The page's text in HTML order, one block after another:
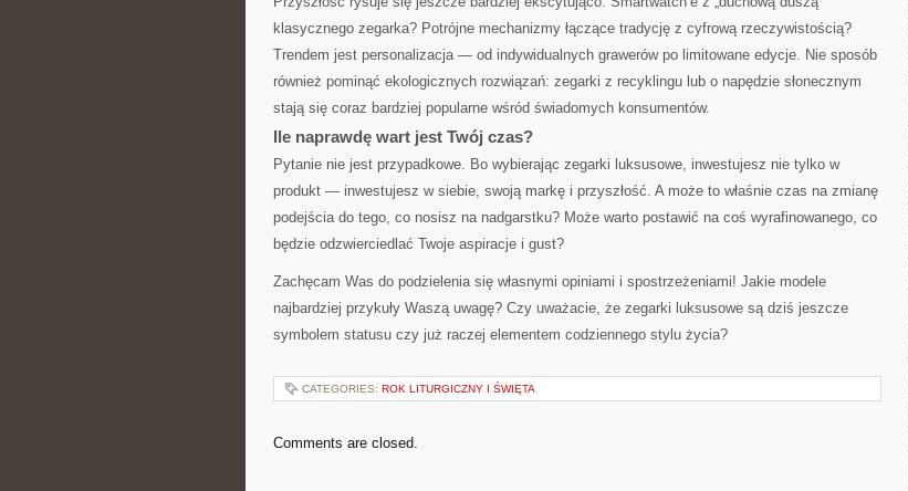
klasycznego zegarka? Potrójne mechanizmy łączące tradycję z cyfrową rzeczywistością?
Trendem jest personalizacja — od indywidualnych grawerów po limitowane edycje. Nie sposób
również pominąć ekologicznych rozwiązań: zegarki z recyklingu lub o napędzie słonecznym
stają się coraz bardziej popularne wśród świadomych konsumentów.
Ile naprawdę wart jest Twój czas?
Pytanie nie jest przypadkowe. Bo wybierając zegarki luksusowe, inwestujesz nie tylko w
produkt — inwestujesz w siebie, swoją markę i przyszłość. A może to właśnie czas na zmianę
podejścia do tego, co nosisz na nadgarstku? Może warto postawić na coś wyrafinowanego, co
będzie odzwierciedlać Twoje aspiracje i gust?
Zachęcam Was do podzielenia się własnymi opiniami i spostrzeżeniami! Jakie modele
najbardziej przykuły Waszą uwagę? Czy uważacie, że zegarki luksusowe są dziś jeszcze
symbolem statusu czy już raczej elementem codziennego stylu życia?
CATEGORIES: ROK LITURGICZNY I ŚWIĘTA
Comments are closed.